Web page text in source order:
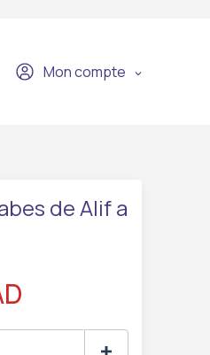
Mon compte
de Alif a